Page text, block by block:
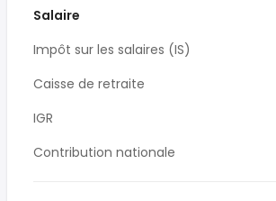
Salaire
Impôt sur les salaires (IS)
Caisse de retraite
IGR
Contribution nationale